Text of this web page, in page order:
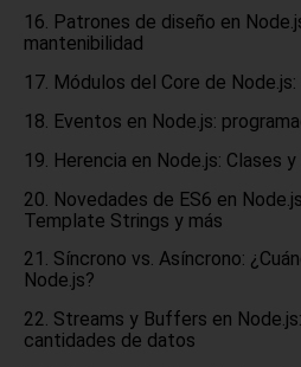
Patrones de diseño en
mantenibilidad
Módulos del Core de
Eventos en Node.js:
Herencia en Node.js: Clases
Novedades de ES6 en
Template Strings y más
Síncrono vs. Asíncrono:
Node.js?
Streams y Buffers en
cantidades de datos